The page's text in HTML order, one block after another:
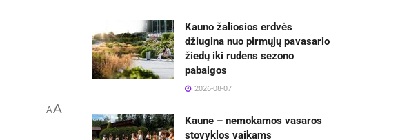
AA
Kauno žaliosios erdvės
džiugina nuo pirmųjų pavasario
žiedų iki rudens sezono
pabaigos
2026-08-07
Kaune – nemokamos vasaros
stovyklos vaikams